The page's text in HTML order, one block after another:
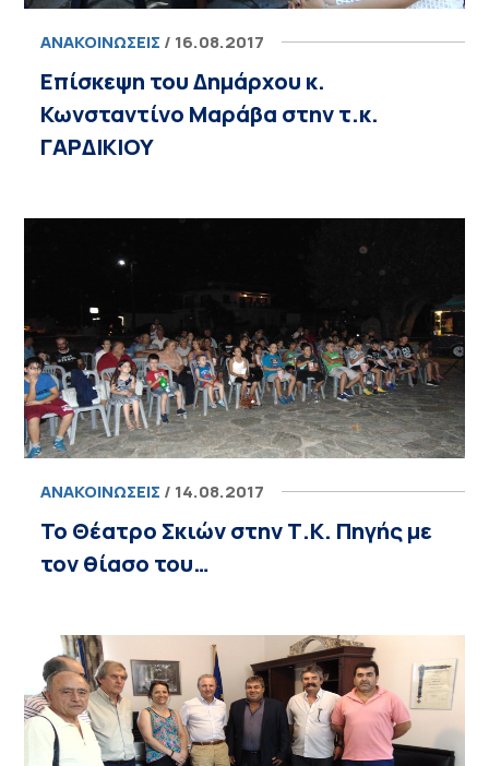
ΑΝΑΚΟΙΝΏΣΕΙΣ / 16.08.2017
Επίσκεψη του Δημάρχου κ.
Κωνσταντίνο Μαράβα στην τ.κ.
ΓΑΡΔΙΚΙΟΥ
ΑΝΑΚΟΙΝΏΣΕΙΣ / 14.08.2017
Το Θέατρο Σκιών στην Τ.Κ. Πηγής με
τον θίασο του…